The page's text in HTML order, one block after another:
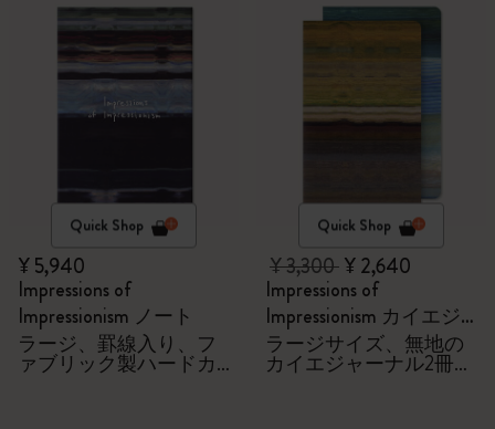
Quick Shop
¥ 5,940
Impressions of
Impressionism ノート
ラージ、罫線入り、フ
ァブリック製ハードカ
Quick Shop
¥ 3,300¥ 2,640
Impressions of
Impressionism カイエジ
ャーナル
ラージサイズ、無地の
カイエジャーナル2冊セ